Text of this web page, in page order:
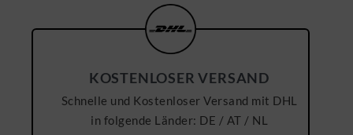
KOSTENLOSER VERSAND
Schnelle und Kostenloser Versand mit DHL
in folgende Länder: DE / AT / NL